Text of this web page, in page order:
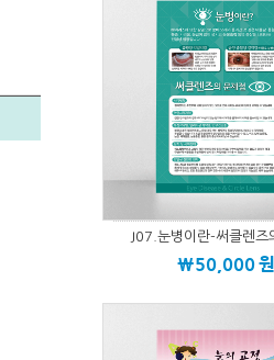
J07.눈병이란-써클렌즈
\50,000원